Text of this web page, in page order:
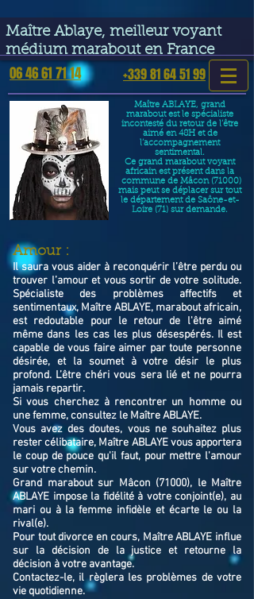
Maître Ablaye, meilleur voyant
médium marabout en France
06 46 61 71 14 +339 81 64 51 99
Maître ABLAYE, grand
marabout est le spécialiste
incontesté du retour de l’être
aimé en 48H et de
l’accompagnement
sentimental.
Ce grand marabout voyant
africain est présent dans la
commune de Mâcon (71000)
mais peut se déplacer sur tout
le département de Saône-et-
Loire (71) sur demande.
​Amour :
Il saura vous aider à reconquérir l’être perdu ou
trouver l’amour et vous sortir de votre solitude.
Spécialiste des problèmes affectifs et
sentimentaux, Maître ABLAYE, marabout africain,
est redoutable pour le retour de l'être aimé
même dans les cas les plus désespérés. Il est
capable de vous faire aimer par toute personne
désirée, et la soumet à votre désir le plus
profond. L’être chéri vous sera lié et ne pourra
jamais repartir.
Si vous cherchez à rencontrer un homme ou
une femme, consultez le Maître ABLAYE.
Vous avez des doutes, vous ne souhaitez plus
rester célibataire, Maître ABLAYE vous apportera
le coup de pouce qu'il faut, pour mettre l'amour
sur votre chemin.
Grand marabout sur Mâcon (71000), le Maître
ABLAYE impose la fidélité à votre conjoint(e), au
mari ou à la femme infidèle et écarte le ou la
rival(e).
Pour tout divorce en cours, Maître ABLAYE influe
sur la décision de la justice et retourne la
décision à votre avantage.
Contactez-le, il règlera les problèmes de votre
vie quotidienne.